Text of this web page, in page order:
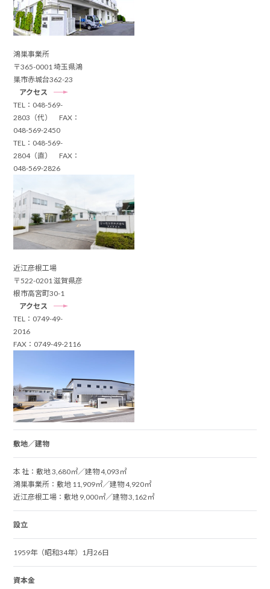
鴻巣事業所
〒365-0001 埼玉県鴻
巣市赤城台362-23
アクセス
TEL：048-569-
2803（代） FAX：
048-569-2450
TEL：048-569-
2804（直） FAX：
048-569-2826
近江彦根工場
〒522-0201 滋賀県彦
根市高宮町30-1
アクセス
TEL：0749-49-
2016
FAX：0749-49-2116
敷地／建物
本 社：敷地 3,680㎡／建物 4,093㎡
鴻巣事業所：敷地 11,909㎡／建物 4,920㎡
近江彦根工場：敷地 9,000㎡／建物 3,162㎡
設立
1959年（昭和34年）1月26日
資本金